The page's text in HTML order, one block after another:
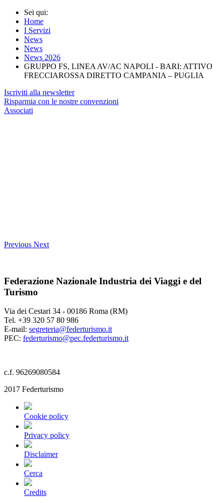
Sei qui:
Home
I Servizi
News
News
News 2026
GRUPPO FS, LINEA AV/AC NAPOLI - BARI: ATTIVO
FRECCIAROSSA DIRETTO CAMPANIA – PUGLIA
Iscriviti alla newsletter
Risparmia con le nostre convenzioni
Associati
Previous Next
Federazione Nazionale Industria dei Viaggi e del
Turismo
Via dei Cestari 34 - 00186 Roma (RM)
Tel. +39 320 57 80 986
E-mail: segreteria@federturismo.it
PEC: federturismo@pec.federturismo.it
c.f. 96269080584
2017 Federturismo
Cookie policy
Privacy policy
Disclaimer
Cerca
Credits